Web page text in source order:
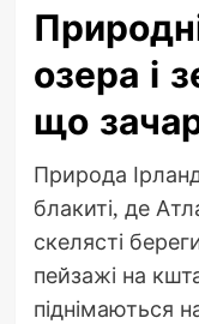
озера і
що
Природа
блакиті, де
скелясті
пейзажі на
піднімаються